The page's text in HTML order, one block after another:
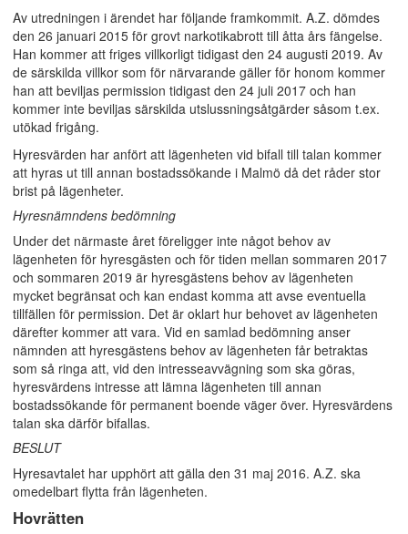
Av utredningen i ärendet har följande framkommit. A.Z. dömdes
den 26 januari 2015 för grovt narkotikabrott till åtta års fängelse.
Han kommer att friges villkorligt tidigast den 24 augusti 2019. Av
de särskilda villkor som för närvarande gäller för honom kommer
han att beviljas permission tidigast den 24 juli 2017 och han
kommer inte beviljas särskilda utslussningsåtgärder såsom t.ex.
utökad frigång.
Hyresvärden har anfört att lägenheten vid bifall till talan kommer
att hyras ut till annan bostadssökande i Malmö då det råder stor
brist på lägenheter.
Hyresnämndens bedömning
Under det närmaste året föreligger inte något behov av
lägenheten för hyresgästen och för tiden mellan sommaren 2017
och sommaren 2019 är hyresgästens behov av lägenheten
mycket begränsat och kan endast komma att avse eventuella
tillfällen för permission. Det är oklart hur behovet av lägenheten
därefter kommer att vara. Vid en samlad bedömning anser
nämnden att hyresgästens behov av lägenheten får betraktas
som så ringa att, vid den intresseavvägning som ska göras,
hyresvärdens intresse att lämna lägenheten till annan
bostadssökande för permanent boende väger över. Hyresvärdens
talan ska därför bifallas.
BESLUT
Hyresavtalet har upphört att gälla den 31 maj 2016. A.Z. ska
omedelbart flytta från lägenheten.
Hovrätten